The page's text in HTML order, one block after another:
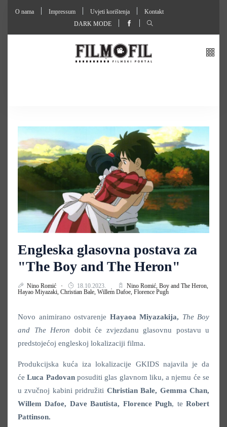
O nama Impressum Uvjeti korištenja
Kontakt
DARK MODE
Engleska glasovna postava za
"The Boy and The Heron"
Nino Romić 18.10.2023. Nino Romić, Boy and The Heron,
Hayao Miyazaki, Christian Bale, Willem Dafoe, Florence Pugh
Novo animirano ostvarenje Hayaoa Miyazakija, The Boy
and The Heron dobit će zvjezdanu glasovnu postavu u
predstojećoj engleskoj lokalizaciji filma.
Produkcijska kuća iza lokalizacije GKIDS najavila je da
ćeLuca Padovan posuditi glas glavnom liku, a njemu će se
u zvučnoj kabini pridružiti Christian Bale, Gemma Chan,
Willem Dafoe, Dave Bautista, Florence Pugh, teRobert
Pattinson.